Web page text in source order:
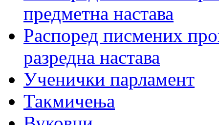
предметна настава
Распоред писмених
разредна настава
Ученички парламент
Такмичења